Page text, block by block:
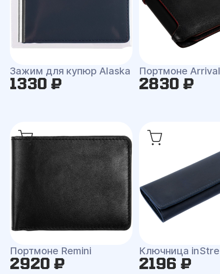
Зажим для купюр Alaska
1330 ₽
Портмоне Arrival
2830 ₽
Портмоне Remini
2920 ₽
Ключница
2196 ₽